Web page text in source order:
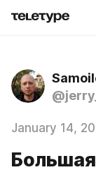
January 14,